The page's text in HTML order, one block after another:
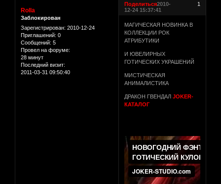
Поделиться 1
2010-
12-24 15:37:41
Rolla
Заблокирован
Зарегистрирован: 2010-12-24
Приглашений: 0
Сообщений: 5
Провел на форуме:
28 минут
Последний визит:
2011-03-31 09:50:40
МАГИЧЕСКАЯ НОВИНКА В
КОЛЛЕКЦИИ РОК
АТРИБУТИКИ
И ЮВЕЛИРНЫХ
ГОТИЧЕСКИХ УКРАШЕНИЙ
МИСТИЧЕСКАЯ
АНИМАЛИСТИКА
ДРАКОН ГВЕНДАЛJOKER-
КАТАЛОГ